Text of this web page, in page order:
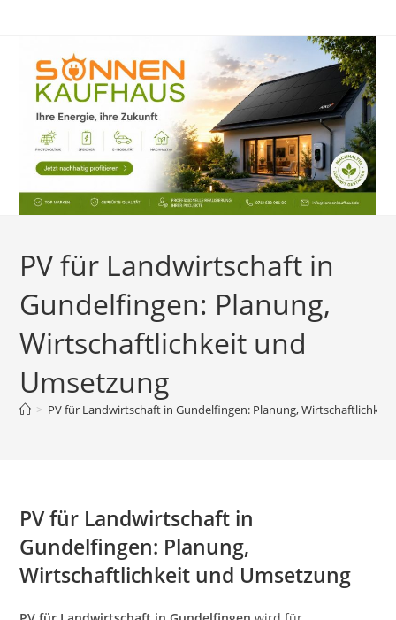
PV für Landwirtschaft in
Gundelfingen: Planung,
Wirtschaftlichkeit und
Umsetzung
> PV für Landwirtschaft in Gundelfingen: Planung,
PV für Landwirtschaft in
Gundelfingen: Planung,
Wirtschaftlichkeit und Umsetzung